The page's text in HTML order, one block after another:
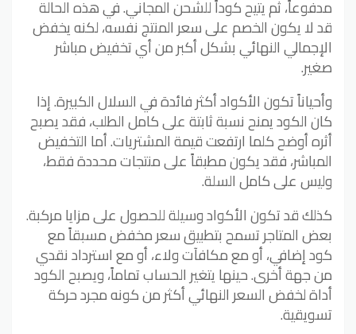
مدفوعاً، ثم يتيح كوداً للشحن المجاني. في هذه الحالة
قد لا يكون الخصم على سعر المنتج نفسه، لكنه يخفض
الإجمالي النهائي بشكل أكبر من أي تخفيض مباشر
صغير.
وأحياناً تكون الأكواد أكثر فائدة في السلال الكبيرة. إذا
كان الكود يمنح نسبة ثابتة على كامل الطلب، فقد يصبح
أثره أوضح كلما ارتفعت قيمة المشتريات. أما التخفيض
المباشر، فقد يكون مطبقاً على منتجات محددة فقط،
وليس على كامل السلة.
كذلك قد تكون الأكواد وسيلة للحصول على مزايا مركبة.
بعض المتاجر تسمح بتطبيق سعر مخفض مسبقاً مع
كود إضافي، أو مع مكافآت ولاء، أو مع استرداد نقدي
من جهة أخرى. حينها يتغير الحساب تماماً، ويصبح الكود
أداة لخفض السعر النهائي أكثر من كونه مجرد حركة
تسويقية.